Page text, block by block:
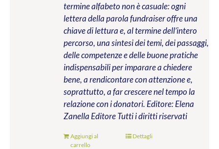
termine alfabeto non è casuale: ogni
lettera della parola fundraiser offre una
chiave di lettura e, al termine dell’intero
percorso, una sintesi dei temi, dei passaggi,
delle competenze e delle buone pratiche
indispensabili per imparare a chiedere
bene, a rendicontare con attenzione e,
soprattutto, a far crescere nel tempo la
relazione con i donatori. Editore: Elena
Zanella EditoreTutti i diritti riservati
Aggiungi al
carrello
Dettagli